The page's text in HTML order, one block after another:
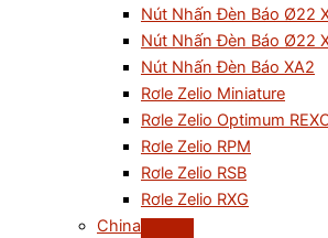
Nút Nhấn Đèn Báo Ø22
Nút Nhấn Đèn Báo Ø22
Nút Nhấn Đèn Báo XA2
Rơle Zelio Miniature
Rơle Zelio Optimum
Rơle Zelio RPM
Rơle Zelio RSB
Rơle Zelio RXG
China